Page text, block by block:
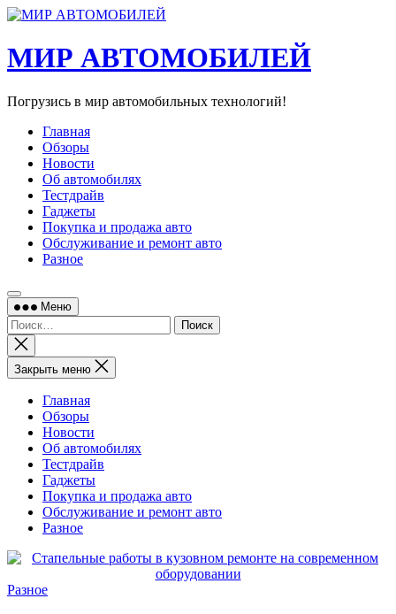
Перейти
содержимому
МИР АВТОМОБИЛЕЙ
Погрузись в мир автомобильных технологий!
Главная
Обзоры
Новости
Об автомобилях
Тестдрайв
Гаджеты
Покупка и продажа авто
Обслуживание и ремонт авто
Разное
Меню
Найти:
Закрыть
поиск
Закрыть меню
Главная
Обзоры
Новости
Об автомобилях
Тестдрайв
Гаджеты
Покупка и продажа авто
Обслуживание и ремонт авто
Разное
Разное